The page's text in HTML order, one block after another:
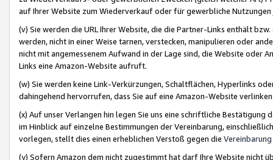
auf Ihrer Website zum Wiederverkauf oder für gewerbliche
(v) Sie werden die URL Ihrer Website, die die Partner-Links enthält
werden, nicht in einer Weise tarnen, verstecken, manipulieren oder
nicht mit angemessenem Aufwand in der Lage sind, die Website oder
Links eine Amazon-Website aufruft.
(w) Sie werden keine Link-Verkürzungen, Schaltflächen, Hyperlinks
dahingehend hervorrufen, dass Sie auf eine Amazon-Website
(x) Auf unser Verlangen hin legen Sie uns eine schriftliche
im Hinblick auf einzelne Bestimmungen der Vereinbarung,
vorlegen, stellt dies einen erheblichen Verstoß gegen die Vereinbarung
(y) Sofern Amazon dem nicht zugestimmt hat darf Ihre Website nicht